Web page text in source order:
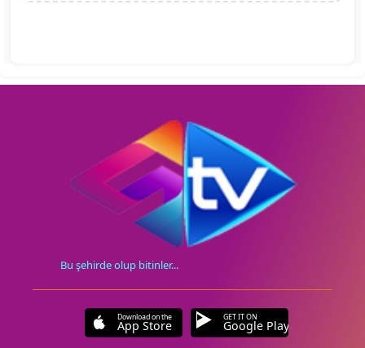
Bu şehirde olup bitinler...
Download on the
App Store
GET IT ON
Google Play